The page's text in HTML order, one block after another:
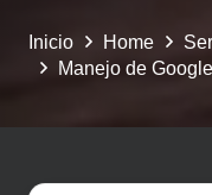
Inicio Home
Manejo de